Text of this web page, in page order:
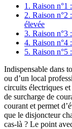
1. Raison n°1
2. Raison n°2
élevée
3. Raison n°3
4. Raison n°4
5. Raison n°5
Indispensable dans
ou d’un local
circuits électriques
de surcharge de
courant et permet
que le disjoncteur
cas-là ? Le point